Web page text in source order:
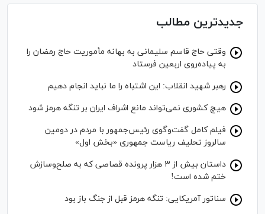
جدیدترین مطالب
وقتی حاج قاسم سلیمانی به بهانه مأموریت حاج رمضان را
به پیاده‌روی اربعین فرستاد
رهبر شهید انقلاب: این اشتباه را ما نباید انجام دهیم
هیچ کشوری نمی‌تواند مانع اشراف ایران بر تنگه هرمز شود
فیلم کامل گفت‌وگوی رئیس‌جمهور با مردم در دومین
سالروز تحلیف ریاست جمهوری «بخش اول»
داستان بیش از ۳ هزار پرونده قصاصی که به صلح‌وسازش
ختم شده است!
سناتور آمریکایی: تنگه هرمز قبل از جنگ باز بود